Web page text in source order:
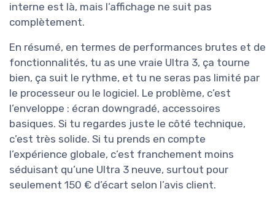
interne est là, mais l’affichage ne suit pas
complètement.
En résumé, en termes de performances brutes et de
fonctionnalités, tu as une vraie Ultra 3, ça tourne
bien, ça suit le rythme, et tu ne seras pas limité par
le processeur ou le logiciel. Le problème, c’est
l’enveloppe : écran downgradé, accessoires
basiques. Si tu regardes juste le côté technique,
c’est très solide. Si tu prends en compte
l’expérience globale, c’est franchement moins
séduisant qu’une Ultra 3 neuve, surtout pour
seulement 150 € d’écart selon l’avis client.